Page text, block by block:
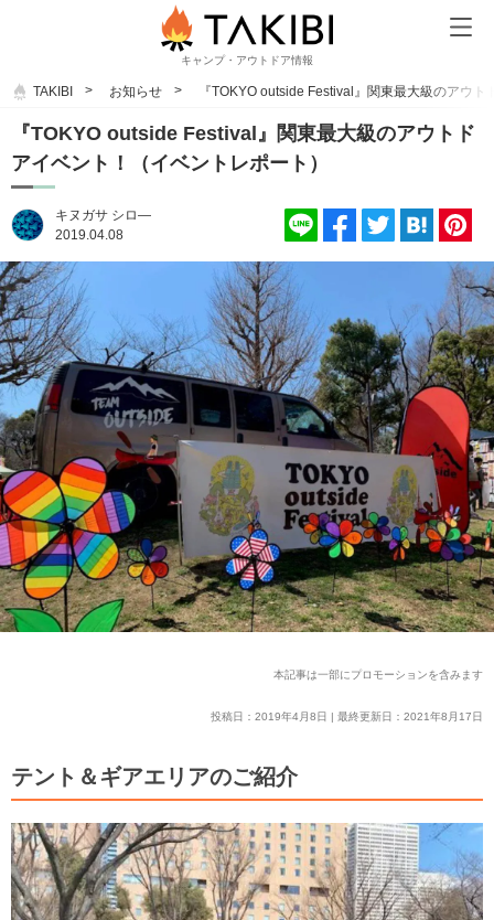
キャンプ・アウトドア情報
TAKIBI お知らせ 『TOKYO outside Festival』関東最大級のアウ
『TOKYO outside Festival』関東最大級のアウトド
アイベント！（イベントレポート）
キヌガサ シロ―
2019.04.08
本記事は一部にプロモーションを含みます
投稿日：2019年4月8日 | 最終更新日：2021年8月17日
テント＆ギアエリアのご紹介